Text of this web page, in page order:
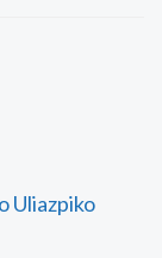
Uliazpiko